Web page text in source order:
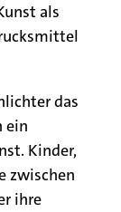
als
das
ein
Kinder,
zwischen
ihre